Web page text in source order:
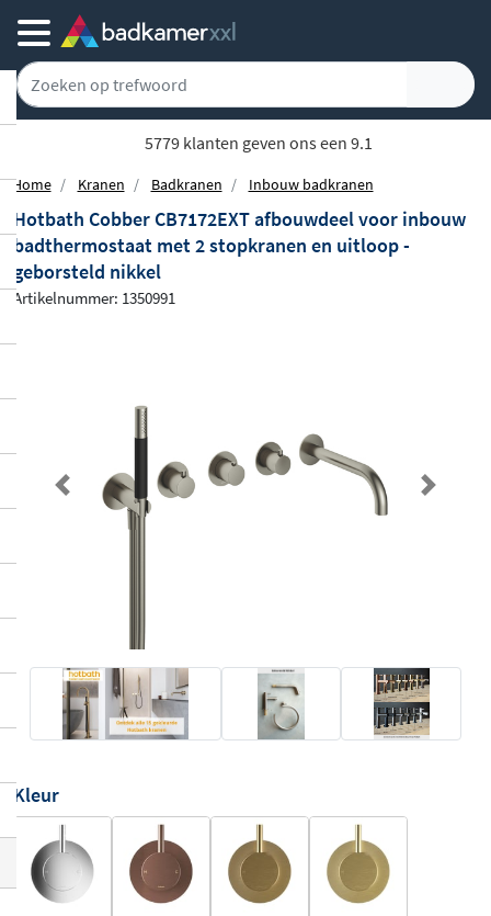
5779 klanten geven ons een 9.1
Home Kranen Badkranen Inbouw badkranen
Hotbath Cobber CB7172EXT afbouwdeel voor inbouw
badthermostaat met 2 stopkranen en uitloop -
geborsteld nikkel
Artikelnummer: 1350991
Previous Next
Kleur